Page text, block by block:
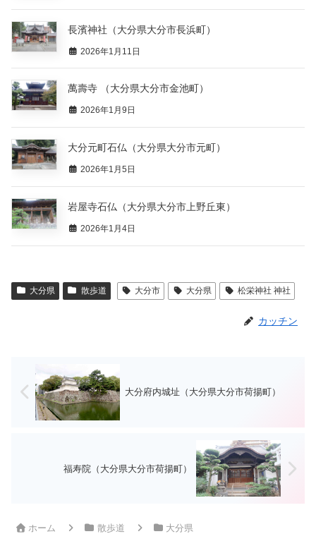
長濱神社（大分県大分市長浜町）
2026年1月11日
萬壽寺 （大分県大分市金池町）
2026年1月9日
大分元町石仏（大分県大分市元町）
2026年1月5日
岩屋寺石仏（大分県大分市上野丘東）
2026年1月4日
大分県 散歩道 大分市 大分県 松栄神社 神社
カッチン
大分府内城址（大分県大分市荷揚町）
福寿院（大分県大分市荷揚町）
ホーム 散歩道 大分県